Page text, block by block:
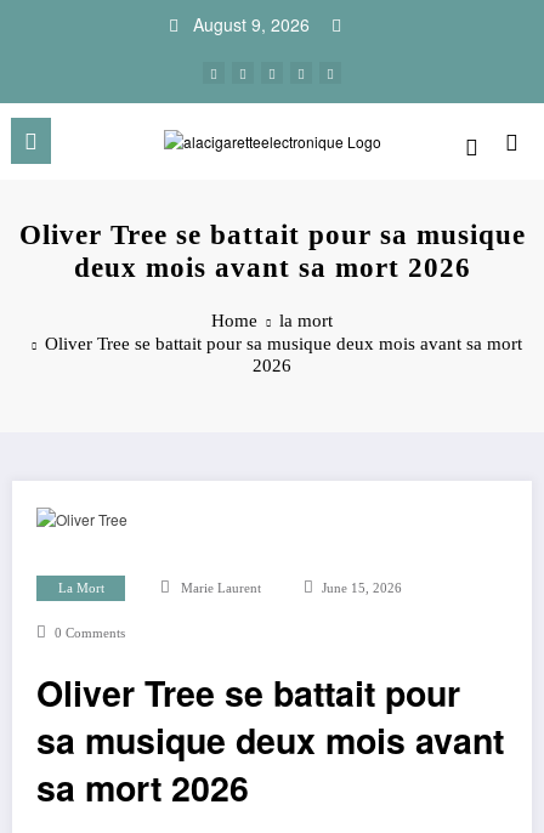
August 9, 2026
Oliver Tree se battait pour sa musique
deux mois avant sa mort 2026
Home
la mort
Oliver Tree se battait pour sa musique deux mois avant sa mort
2026
La Mort Marie Laurent June 15, 2026
0 Comments
Oliver Tree se battait pour
sa musique deux mois avant
sa mort 2026